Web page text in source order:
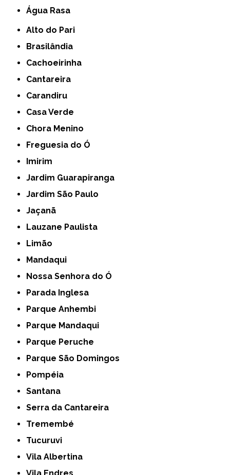
Água Rasa
Alto do Pari
Brasilândia
Cachoeirinha
Cantareira
Carandiru
Casa Verde
Chora Menino
Freguesia do Ó
Imirim
Jardim Guarapiranga
Jardim São Paulo
Jaçanã
Lauzane Paulista
Limão
Mandaqui
Nossa Senhora do Ó
Parada Inglesa
Parque Anhembi
Parque Mandaqui
Parque Peruche
Parque São Domingos
Pompéia
Santana
Serra da Cantareira
Tremembé
Tucuruvi
Vila Albertina